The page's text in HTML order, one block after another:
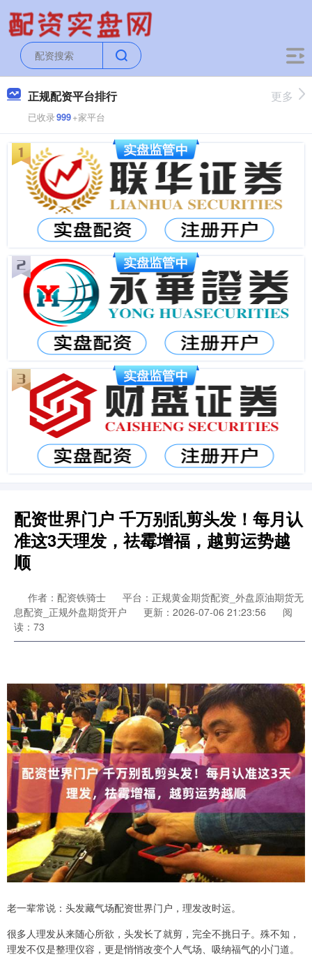
正规配资平台排行
已收录999+家平台
更多
配资世界门户 千万别乱剪头发！每月认
准这3天理发，祛霉增福，越剪运势越
顺
作者：配资铁骑士
平台：正规黄金期货配资_外盘原油期货无
息配资_正规外盘期货开户
更新：2026-07-06 21:23:56
阅
读：73
老一辈常说：头发藏气场配资世界门户，理发改时运。
很多人理发从来随心所欲，头发长了就剪，完全不挑日子。殊不知，
理发不仅是整理仪容，更是悄悄改变个人气场、吸纳福气的小门道。